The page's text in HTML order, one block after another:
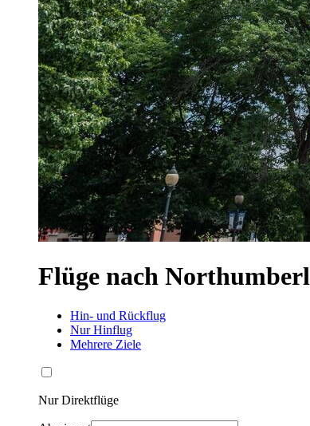
Flüge nach
Hin- und Rückflug
Nur Hinflug
Mehrere Ziele
Nur Direktflüge